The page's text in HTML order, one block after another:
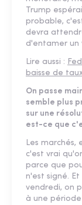
Trump
probable,
devra
d'entamer un
Lire aussi :
baisse de
On passe
semble plus
sur une
est-ce que
Les marchés,
c'est vrai
parce que
n'est signé.
vendredi, on
à une